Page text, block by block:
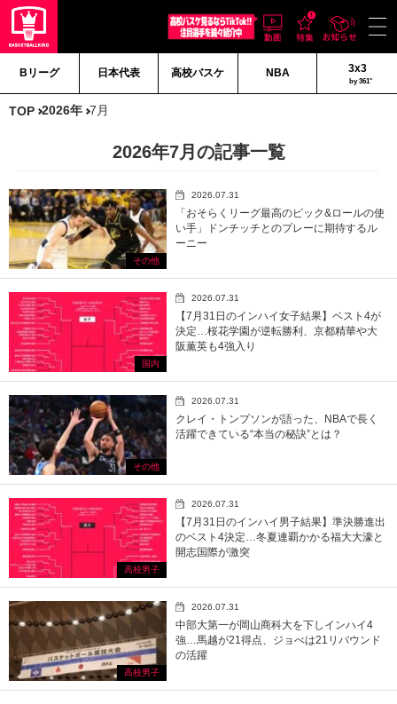
Bリーグ 日本代表 高校バスケ NBA 3x3
by 361°
TOP 2026年 7月
2026年7月の記事一覧
その他
2026.07.31
「おそらくリーグ最高のピック&ロールの使
い手」ドンチッチとのプレーに期待するル
ーニー
国内
2026.07.31
【7月31日のインハイ女子結果】ベスト4が
決定…桜花学園が逆転勝利、京都精華や大
阪薫英も4強入り
その他
2026.07.31
クレイ・トンプソンが語った、NBAで長く
活躍できている“本当の秘訣”とは？
高校男子
2026.07.31
【7月31日のインハイ男子結果】準決勝進出
のベスト4決定…冬夏連覇かかる福大大濠と
開志国際が激突
高校男子
2026.07.31
中部大第一が岡山商科大を下しインハイ4
強…馬越が21得点、ジョべは21リバウンド
の活躍